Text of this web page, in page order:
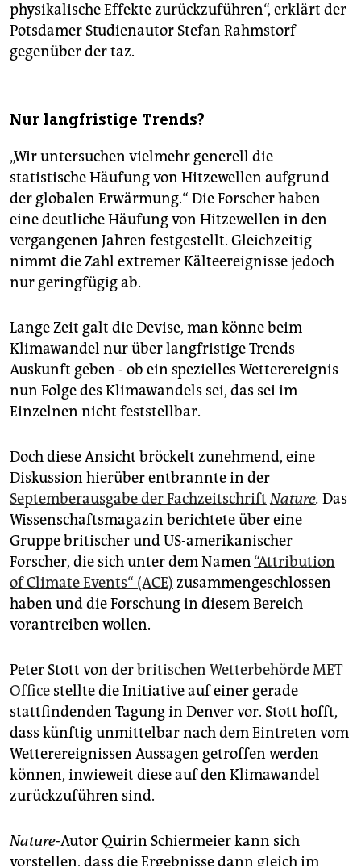
physikalische Effekte zurückzuführen“, erklärt der
Potsdamer Studienautor Stefan Rahmstorf
gegenüber der taz.
Nur langfristige Trends?
„Wir untersuchen vielmehr generell die
statistische Häufung von Hitzewellen aufgrund
der globalen Erwärmung.“ Die Forscher haben
eine deutliche Häufung von Hitzewellen in den
vergangenen Jahren festgestellt. Gleichzeitig
nimmt die Zahl extremer Kälteereignisse jedoch
nur geringfügig ab.
Lange Zeit galt die Devise, man könne beim
Klimawandel nur über langfristige Trends
Auskunft geben - ob ein spezielles Wetterereignis
nun Folge des Klimawandels sei, das sei im
Einzelnen nicht feststellbar.
Doch diese Ansicht bröckelt zunehmend, eine
Diskussion hierüber entbrannte in der
Septemberausgabe der Fachzeitschrift Nature. Das
Wissenschaftsmagazin berichtete über eine
Gruppe britischer und US-amerikanischer
Forscher, die sich unter dem Namen “Attribution
of Climate Events“ (ACE) zusammengeschlossen
haben und die Forschung in diesem Bereich
vorantreiben wollen.
Peter Stott von derbritischen Wetterbehörde MET
Office stellte die Initiative auf einer gerade
stattfindenden Tagung in Denver vor. Stott hofft,
dass künftig unmittelbar nach dem Eintreten vom
Wetterereignissen Aussagen getroffen werden
können, inwieweit diese auf den Klimawandel
zurückzuführen sind.
Nature-Autor Quirin Schiermeier kann sich
vorstellen, dass die Ergebnisse dann gleich im